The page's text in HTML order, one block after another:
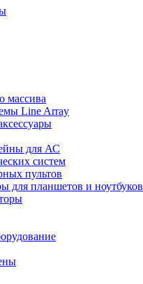
массива
Line Array
для АС
систем
пультов
для планшетов и ноутбуков